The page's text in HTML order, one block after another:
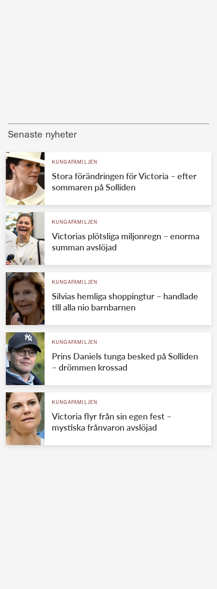
Senaste nyheter
KUNGAFAMILJEN
Stora förändringen för Victoria – efter
sommaren på Solliden
KUNGAFAMILJEN
Victorias plötsliga miljonregn – enorma
summan avslöjad
KUNGAFAMILJEN
Silvias hemliga shoppingtur – handlade
till alla nio barnbarnen
KUNGAFAMILJEN
Prins Daniels tunga besked på Solliden
– drömmen krossad
KUNGAFAMILJEN
Victoria flyr från sin egen fest –
mystiska frånvaron avslöjad